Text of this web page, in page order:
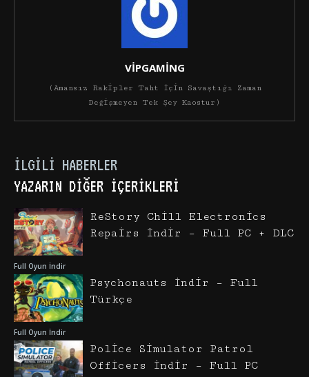
VİPGAMİNG
(Amansız Rakipler Taht İçin Savaştığı Zaman
Değişmeyen Tek Şey Kaostur)
İLGILI HABERLER
YAZARIN DIĞER İÇERIKLERI
Full Oyun İndir
ReStory Chill Electronics
Repairs İndir – Full PC + DLC
Full Oyun İndir
Psychonauts İndir – Full
Türkçe
Police Simulator Patrol
Officers İndir – Full PC